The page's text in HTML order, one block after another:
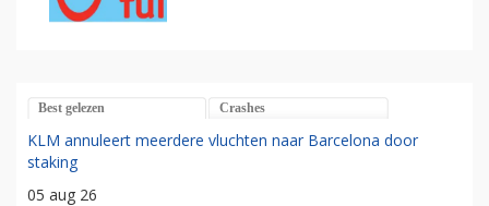
Best gelezen Crashes
KLM annuleert meerdere vluchten naar Barcelona door
staking
05 aug 26